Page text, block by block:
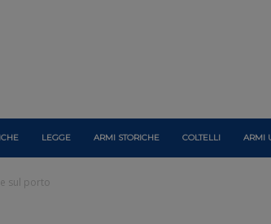
LEGGE ARMI STORICHE COLTELLI ARMI
sul porto